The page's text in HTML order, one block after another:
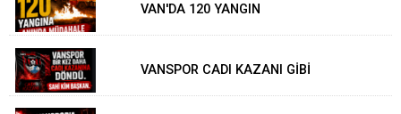
VAN'DA 120 YANGIN
VANSPOR CADI KAZANI GİBİ